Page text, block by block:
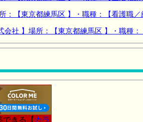
【東京都練馬区 】・職種：【看護職／
社 】場所：【東京都練馬区 】・職種：
きる【 カラ